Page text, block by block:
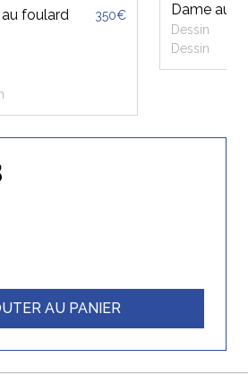
foulard
350€ Dame au
Dessin
Dessin
AU PANIER